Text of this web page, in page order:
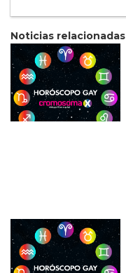
Noticias relacionadas